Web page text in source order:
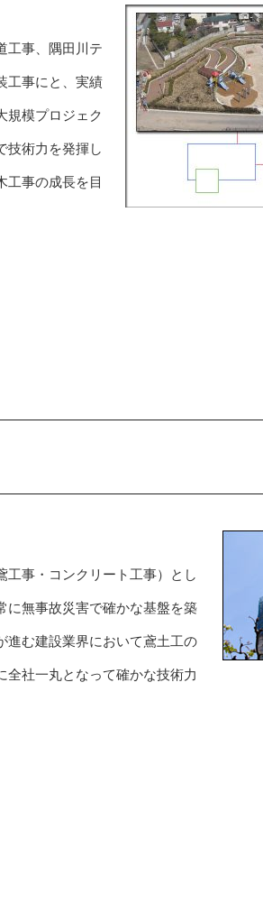
工事、隅田川テ
工事にと、実績
規模プロジェク
技術力を発揮し
工事の成長を目
工事・コンクリート工事）とし
に無事故災害で確かな基盤を築
進む建設業界において鳶土工の
全社一丸となって確かな技術力